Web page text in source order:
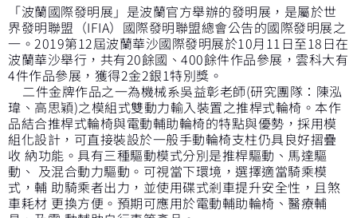
「波蘭國際發明展」是波蘭官方舉辦的發明展，是屬於世
界發明聯盟（IFIA）國際發明聯盟總會公告的國際發明展之
一。2019第12屆波蘭華沙國際發明展於10月11日至18日在
波蘭華沙舉行，共有20餘國、400餘件作品參展，雲科大有
4件作品參展，獲得2金2銀1特別獎。
二件金牌作品之一為機械系吳益彰老師(研究團隊：陳泓
瑋、高思穎)之模組式雙動力輸入裝置之推桿式輪椅。本作
品結合推桿式輪椅與電動輔助輪椅的特點與優勢，採用模
組化設計，可直接裝設於一般手動輪椅支柱仍具良好摺疊
收 納功能。具有三種驅動模式分別是推桿驅動、馬達驅
動、 及混合動力驅動。可視當下環境，選擇適當騎乘模
式，輔 助騎乘者出力，並使用碟式剎車提升安全性，且煞
車耗材 更換方便。預期可應用於電動輔助輪椅、醫療輔